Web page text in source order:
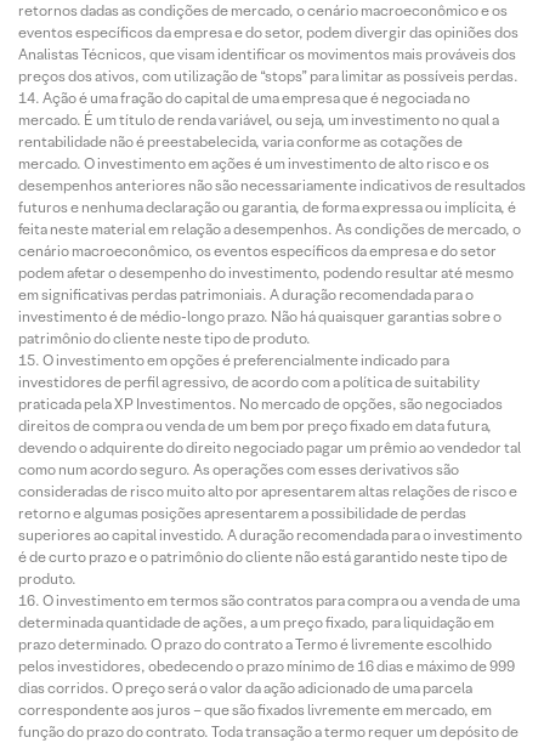
retornos dadas as condições de mercado, o cenário macroeconômico e os
eventos específicos da empresa e do setor, podem divergir das opiniões dos
Analistas Técnicos, que visam identificar os movimentos mais prováveis dos
preços dos ativos, com utilização de “stops” para limitar as possíveis perdas.
Ação é uma fração do capital de uma empresa que é negociada no
mercado. É um título de renda variável, ou seja, um investimento no qual a
rentabilidade não é preestabelecida, varia conforme as cotações de
mercado. O investimento em ações é um investimento de alto risco e os
desempenhos anteriores não são necessariamente indicativos de resultados
futuros e nenhuma declaração ou garantia, de forma expressa ou implícita, é
feita neste material em relação a desempenhos. As condições de mercado, o
cenário macroeconômico, os eventos específicos da empresa e do setor
podem afetar o desempenho do investimento, podendo resultar até mesmo
em significativas perdas patrimoniais. A duração recomendada para o
investimento é de médio-longo prazo. Não há quaisquer garantias sobre o
patrimônio do cliente neste tipo de produto.
O investimento em opções é preferencialmente indicado para
investidores de perfil agressivo, de acordo com a política de suitability
praticada pela XP Investimentos. No mercado de opções, são negociados
direitos de compra ou venda de um bem por preço fixado em data futura,
devendo o adquirente do direito negociado pagar um prêmio ao vendedor tal
como num acordo seguro. As operações com esses derivativos são
consideradas de risco muito alto por apresentarem altas relações de risco e
retorno e algumas posições apresentarem a possibilidade de perdas
superiores ao capital investido. A duração recomendada para o investimento
é de curto prazo e o patrimônio do cliente não está garantido neste tipo de
produto.
O investimento em termos são contratos para compra ou a venda de uma
determinada quantidade de ações, a um preço fixado, para liquidação em
prazo determinado. O prazo do contrato a Termo é livremente escolhido
pelos investidores, obedecendo o prazo mínimo de 16 dias e máximo de 999
dias corridos. O preço será o valor da ação adicionado de uma parcela
correspondente aos juros – que são fixados livremente em mercado, em
função do prazo do contrato. Toda transação a termo requer um depósito de